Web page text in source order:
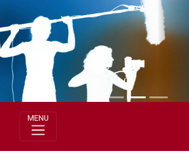
Previous
MENU